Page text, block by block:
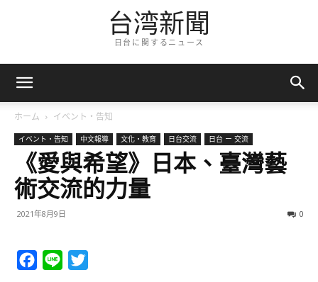
台湾新聞
日台に関するニュース
ホーム イベント・告知
イベント・告知 中文報導 文化・教育 日台交流 日台 ー 交流
《愛與希望》日本、臺灣藝
術交流的力量
2021年8月9日 0
Facebook
Line